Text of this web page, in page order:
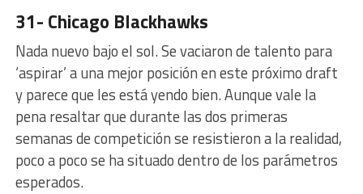
31- Chicago Blackhawks
Nada nuevo bajo el sol. Se vaciaron de talento para
‘aspirar’ a una mejor posición en este próximo draft
y parece que les está yendo bien. Aunque vale la
pena resaltar que durante las dos primeras
semanas de competición se resistieron a la realidad,
poco a poco se ha situado dentro de los parámetros
esperados.